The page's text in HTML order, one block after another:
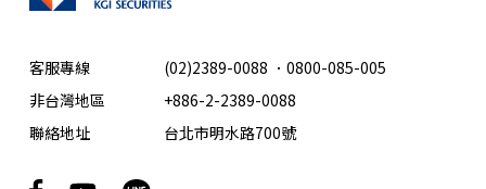
客服專線 (02)2389-0088 ． 0800-085-005
非台灣地區
+886-2-2389-0088
聯絡地址
台北市明水路700號